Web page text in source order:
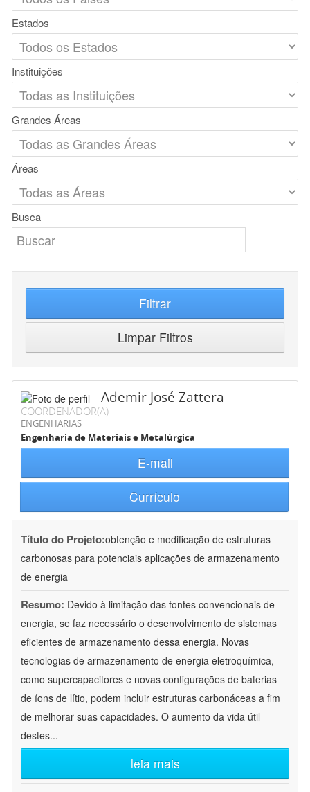
Estados
Instituições
Grandes Áreas
Áreas
Busca
Filtrar
Limpar Filtros
Ademir José Zattera
COORDENADOR(A)
ENGENHARIAS
Engenharia de Materiais e Metalúrgica
E-mail
Currículo
Título do Projeto:obtenção e modificação de estruturas
carbonosas para potenciais aplicações de armazenamento
de energia
Resumo: Devido à limitação das fontes convencionais de
energia, se faz necessário o desenvolvimento de sistemas
eficientes de armazenamento dessa energia. Novas
tecnologias de armazenamento de energia eletroquímica,
como supercapacitores e novas configurações de baterias
de íons de lítio, podem incluir estruturas carbonáceas a fim
de melhorar suas capacidades. O aumento da vida útil
destes...
leia mais